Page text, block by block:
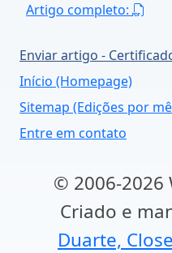
Artigo completo:
Enviar artigo -
Início (Homepage)
Sitemap (Edições por
Entre em contato
© 2006-2026
Criado e
Duarte,